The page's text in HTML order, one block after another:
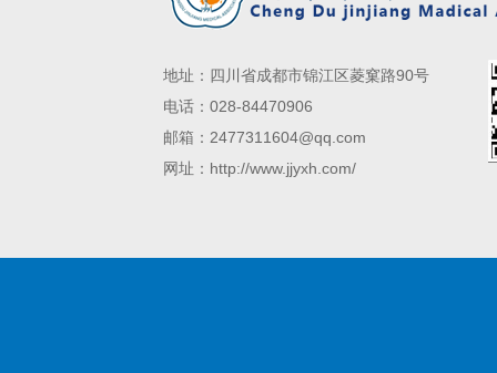
地址：四川省成都市锦江区菱窠路90号
电话：028-84470906
邮箱：2477311604@qq.com
网址：http://www.jjyxh.com/